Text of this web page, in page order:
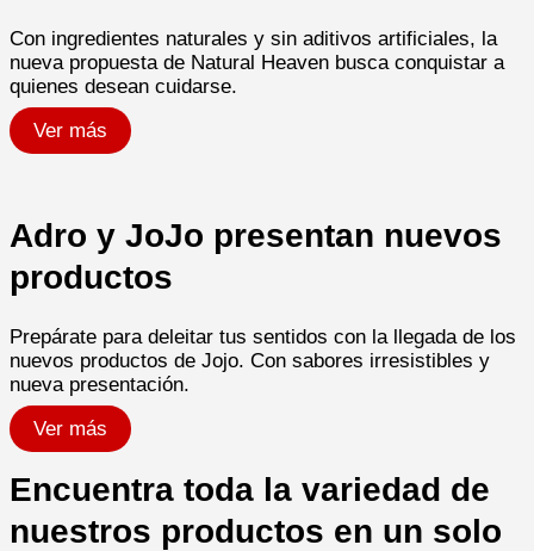
Con ingredientes naturales y sin aditivos artificiales, la
nueva propuesta de Natural Heaven busca conquistar a
quienes desean cuidarse.
Ver más
Adro y JoJo presentan nuevos
productos
Prepárate para deleitar tus sentidos con la llegada de los
nuevos productos de Jojo. Con sabores irresistibles y
nueva presentación.
Ver más
Encuentra toda la variedad de
nuestros productos en un solo